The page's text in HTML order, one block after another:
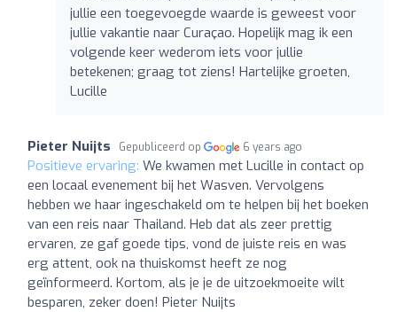
jullie een toegevoegde waarde is geweest voor
jullie vakantie naar Curaçao. Hopelijk mag ik een
volgende keer wederom iets voor jullie
betekenen; graag tot ziens! Hartelijke groeten,
Lucille
Pieter Nuijts Gepubliceerd op 6 years ago
Positieve ervaring: We kwamen met Lucille in contact op
een locaal evenement bij het Wasven. Vervolgens
hebben we haar ingeschakeld om te helpen bij het boeken
van een reis naar Thailand. Heb dat als zeer prettig
ervaren, ze gaf goede tips, vond de juiste reis en was
erg attent, ook na thuiskomst heeft ze nog
geïnformeerd. Kortom, als je je de uitzoekmoeite wilt
besparen, zeker doen! Pieter Nuijts